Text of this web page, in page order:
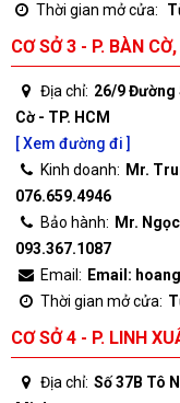
Thời gian mở cửa:
CƠ SỞ 3 - P. BÀN
Địa chỉ: 26/9 Đường
Cờ - TP. HCM
[ Xem đường đi ]
Kinh doanh: Mr.
076.659.4946
Bảo hành: Mr.
093.367.1087
Email: Email:
Thời gian mở cửa:
CƠ SỞ 4 - P. LINH
Địa chỉ: Số 37B Tô